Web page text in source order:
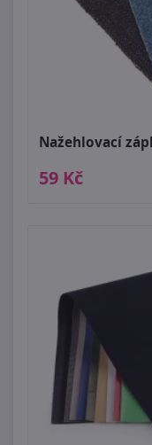
Nažehlovací
59 Kč